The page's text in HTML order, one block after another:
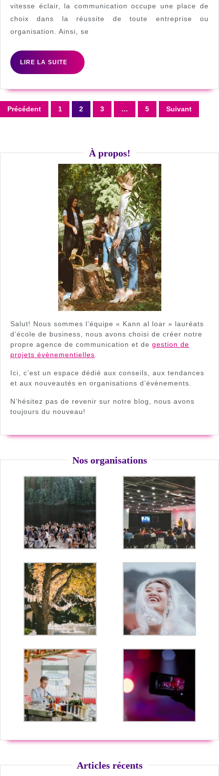
en
atouts
d’une
vitesse éclair, la communication occupe une place de
choix dans la réussite de toute entreprise ou
organisation. Ainsi, se
LIRE LA SUITE
LIRE
LA
Pagination
des
Précédent 1 2 3 … 5 Suivant
À propos!
Salut! Nous sommes l’équipe « Kann al loar » lauréats
d’école de business, nous avons choisi de créer notre
propre agence de communication et de gestion de
projets évènementielles
Ici, c’est un espace dédié aux conseils, aux tendances
et aux nouveautés en organisations d’évènements.
N’hésitez pas de revenir sur notre blog, nous avons
toujours du nouveau!
Nos organisations
Articles récents